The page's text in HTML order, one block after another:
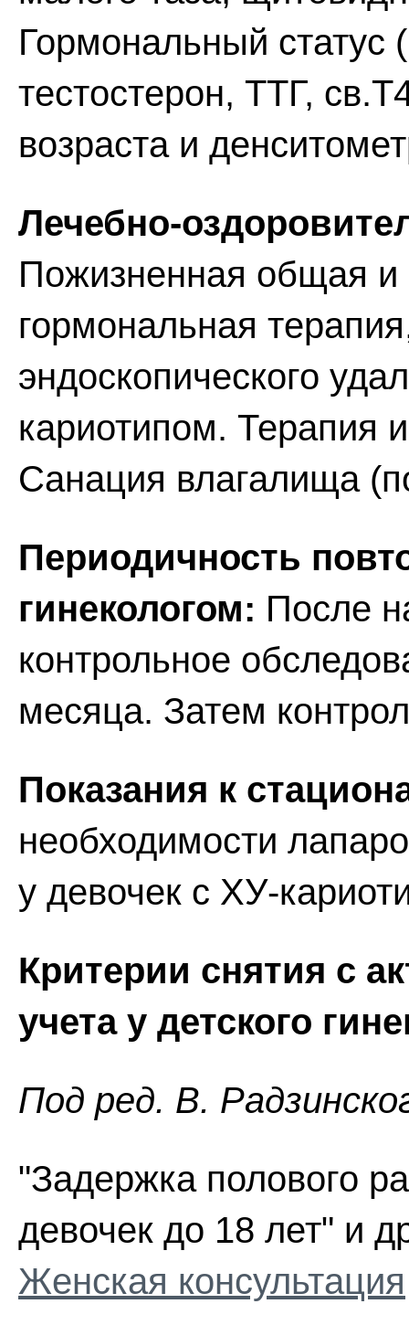
Гормональный статус
тестостерон, ТТГ,
возраста и
Лечебно-
Пожизненная общая и
гормональная
эндоскопического
кариотипом. Терапия
Санация влагалища
Периодичность
гинекологом: После
контрольное
месяца. Затем
Показания к
необходимости
у девочек с ХУ-
Критерии снятия с
учета у детского
Пoд peд. В.
"Задержка полового
девочек до 18 лет" и
Женская консультация